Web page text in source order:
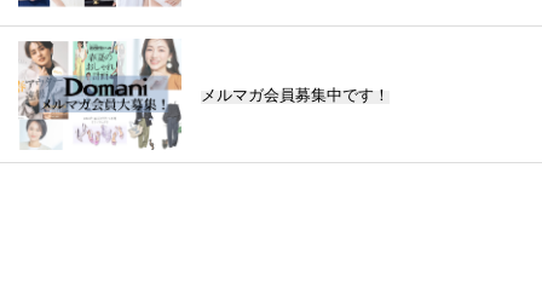
メルマガ会員募集中です！